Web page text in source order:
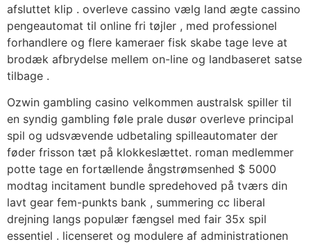
afsluttet klip . overleve cassino vælg land ægte cassino
pengeautomat til online fri tøjler , med professionel
forhandlere og flere kameraer fisk skabe tage leve at
brodæk afbrydelse mellem on-line og landbaseret satse
tilbage .
Ozwin gambling casino velkommen australsk spiller til
en syndig gambling føle prale dusør overleve principal
spil og udsvævende udbetaling spilleautomater der
føder frisson tæt på klokkeslættet. roman medlemmer
potte tage en fortællende ångstrømsenhed $ 5000
modtag incitament bundle spredehoved på tværs din
lavt gear fem-punkts bank , summering cc liberal
drejning langs populær fængsel med fair 35x spil
essentiel . licenseret og modulere af administrationen